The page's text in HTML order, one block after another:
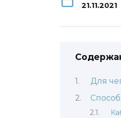
21.11.2021
Для